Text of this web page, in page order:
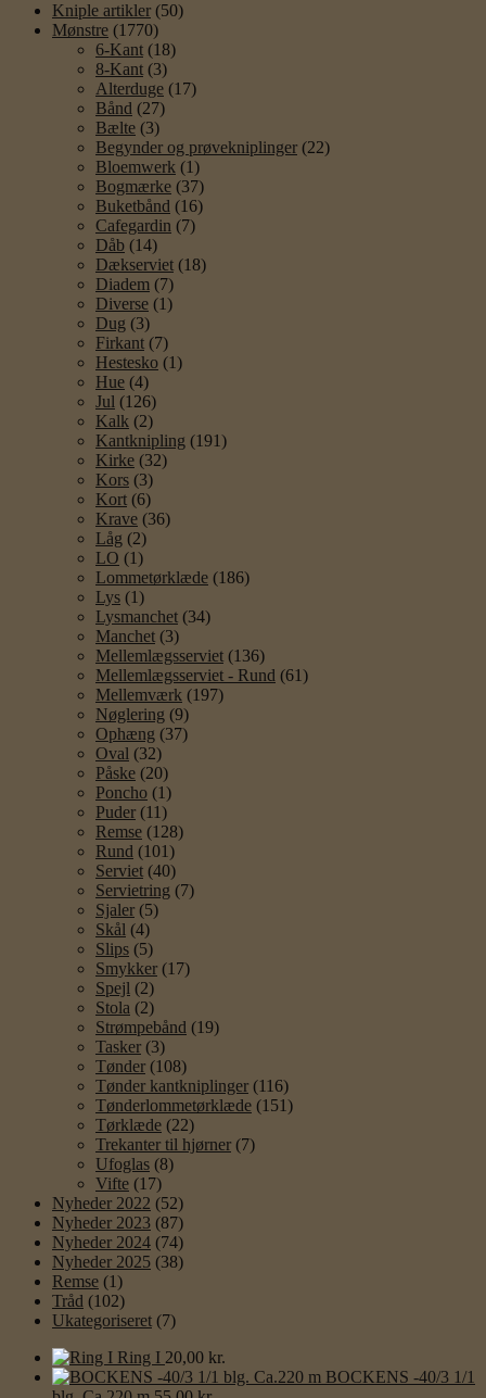
Kniple artikler (50)
Mønstre (1770)
6-Kant (18)
8-Kant (3)
Alterduge (17)
Bånd (27)
Bælte (3)
Begynder og prøvekniplinger (22)
Bloemwerk (1)
Bogmærke (37)
Buketbånd (16)
Cafegardin (7)
Dåb (14)
Dækserviet (18)
Diadem (7)
Diverse (1)
Dug (3)
Firkant (7)
Hestesko (1)
Hue (4)
Jul (126)
Kalk (2)
Kantknipling (191)
Kirke (32)
Kors (3)
Kort (6)
Krave (36)
Låg (2)
LO (1)
Lommetørklæde (186)
Lys (1)
Lysmanchet (34)
Manchet (3)
Mellemlægsserviet (136)
Mellemlægsserviet - Rund (61)
Mellemværk (197)
Nøglering (9)
Ophæng (37)
Oval (32)
Påske (20)
Poncho (1)
Puder (11)
Remse (128)
Rund (101)
Serviet (40)
Servietring (7)
Sjaler (5)
Skål (4)
Slips (5)
Smykker (17)
Spejl (2)
Stola (2)
Strømpebånd (19)
Tasker (3)
Tønder (108)
Tønder kantkniplinger (116)
Tønderlommetørklæde (151)
Tørklæde (22)
Trekanter til hjørner (7)
Ufoglas (8)
Vifte (17)
Nyheder 2022 (52)
Nyheder 2023 (87)
Nyheder 2024 (74)
Nyheder 2025 (38)
Remse (1)
Tråd (102)
Ukategoriseret (7)
Ring I 20,00 kr.
BOCKENS -40/3 1/1